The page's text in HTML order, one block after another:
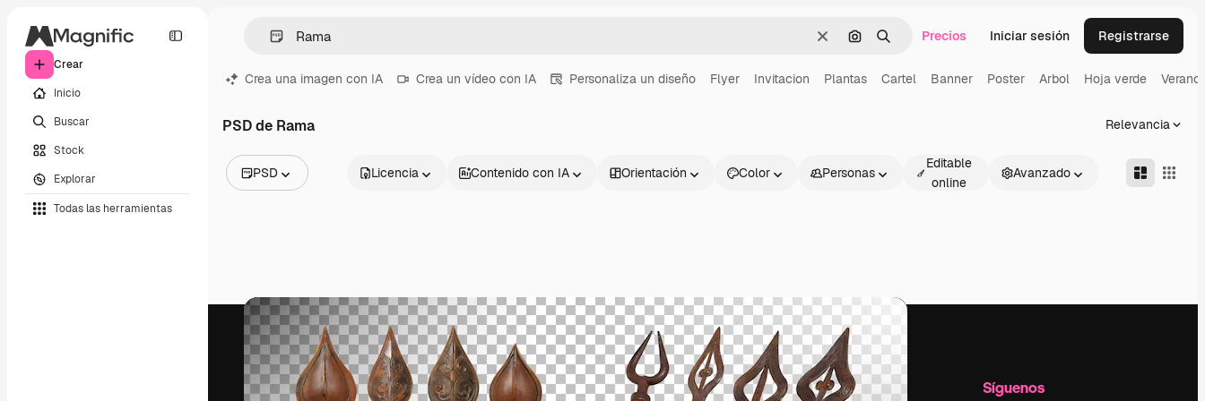
Crear
Inicio
Buscar
Stock
Explorar
Todas las herramientas
BorrarBuscar por imagen
BuscarPrecios Iniciar sesión Registrarse
Crea una imagen con IA Crea un vídeo con IA Personaliza un diseño Flyer Invitacion Plantas Cartel Banner Poster Arbol Hoja verde Verano
PSD de Rama Relevancia
PSD
Vídeos
Clips de vídeo
Motion graphics
Plantillas de vídeos
Iconos
Modelos 3D
Fuentes
Licencia Contenido con IA Orientación Color Personas
Editable
online
Avanzado
Productos Información útil Empresa Síguenos